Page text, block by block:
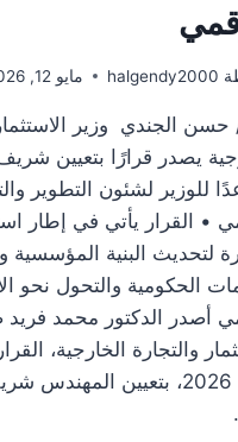
halgendy2000 مايو 12, 2026
الجندي وزير
يصدر قرارًا بتعيين
للوزير لشئون التطوير
• القرار يأتي في إطار
لتحديث البنية المؤسسية
الحكومية والتحول نحو
أصدر الدكتور محمد فريد
لسنة 2026، بتعيين